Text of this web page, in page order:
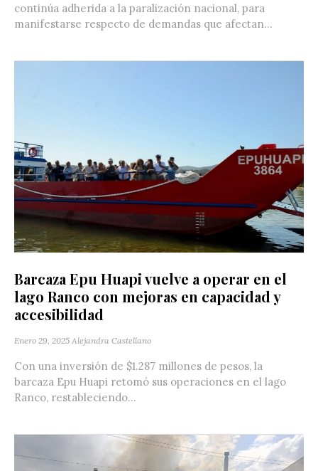
continúa adherida a la paralización nacional, para
manifestarse respecto de demandas que afectan...
Barcaza Epu Huapi vuelve a operar en el
lago Ranco con mejoras en capacidad y
accesibilidad
Enero 29, 2025 Alejandra Castellano
Con una inversión de $1.287 millones de pesos, la
barcaza Epu Huapi retomó sus operaciones en el lago
Ranco, restableciendo...